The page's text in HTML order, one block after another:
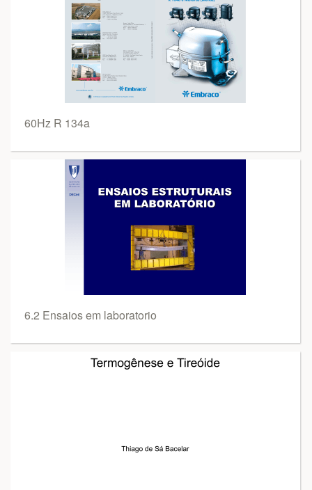
60Hz R 134a
6.2 Ensaios em laboratorio